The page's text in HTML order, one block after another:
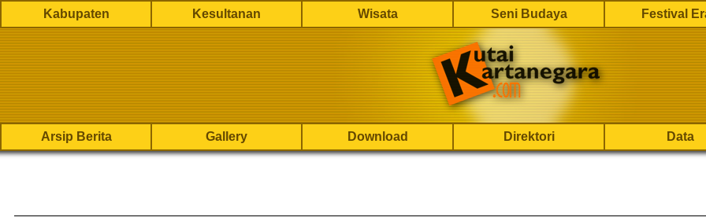
Kabupaten Kesultanan Wisata Seni Budaya Festival
Arsip Berita Gallery Download Direktori Data